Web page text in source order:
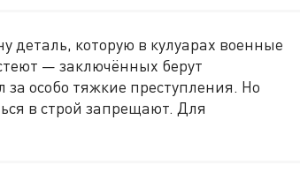
деталь, которую в кулуарах военные
— заключённых берут
особо тяжкие преступления. Но
в строй запрещают. Для